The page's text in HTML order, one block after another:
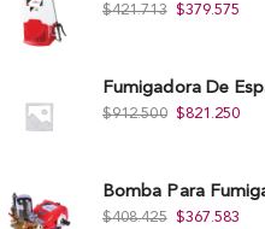
$421.713 $379.575
$912.500 $821.250
$408.425 $367.583